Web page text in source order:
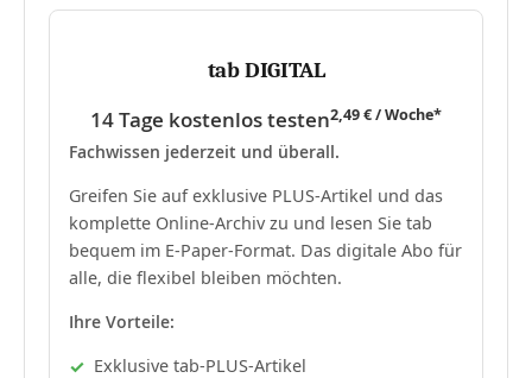
tab DIGITAL
14 Tage kostenlos testen2,49 € / Woche*
Fachwissen jederzeit und überall.
Greifen Sie auf exklusive PLUS-Artikel und das
komplette Online-Archiv zu und lesen Sie tab
bequem im E-Paper-Format. Das digitale Abo für
alle, die flexibel bleiben möchten.
Ihre Vorteile:
Exklusive tab-PLUS-Artikel